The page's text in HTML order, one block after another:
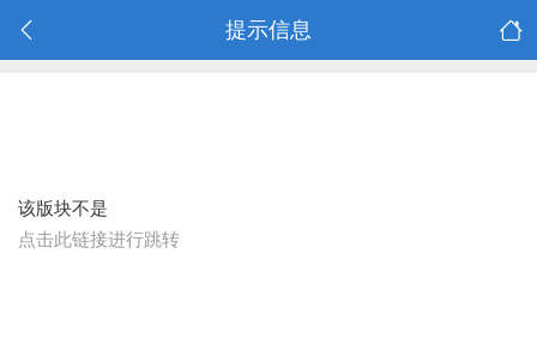
提示信息
该版块不是
点击此链接进行跳转